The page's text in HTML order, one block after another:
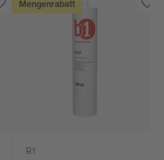
Mengenrabatt
B1